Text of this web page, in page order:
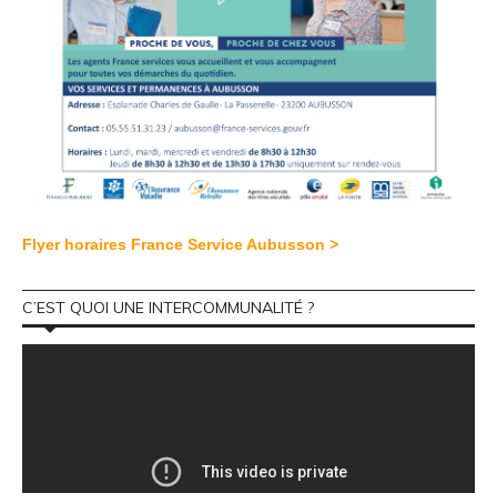
Flyer horaires France Service Aubusson >
C’EST QUOI UNE INTERCOMMUNALITÉ ?